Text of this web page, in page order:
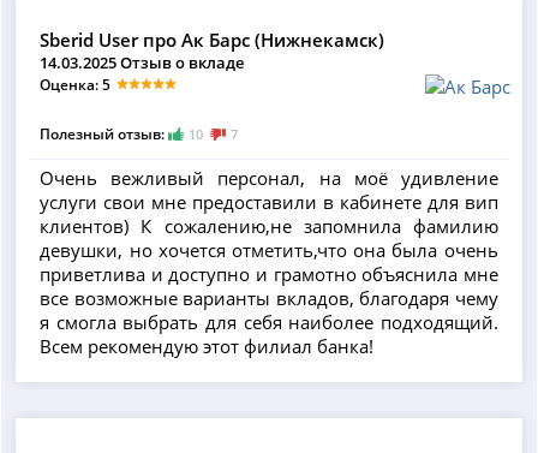
Sberid User про Ак Барс (Нижнекамск)
14.03.2025 Отзыв о вкладе
Оценка: 5
Полезный отзыв: 10 7
Очень вежливый персонал, на моё удивление
услуги свои мне предоставили в кабинете для вип
клиентов) К сожалению,не запомнила фамилию
девушки, но хочется отметить,что она была очень
приветлива и доступно и грамотно объяснила мне
все возможные варианты вкладов, благодаря чему
я смогла выбрать для себя наиболее подходящий.
Всем рекомендую этот филиал банка!